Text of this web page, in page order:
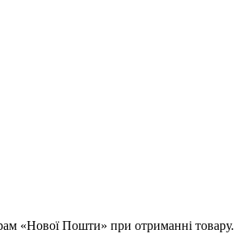
«Нової Пошти» при отриманні товару.